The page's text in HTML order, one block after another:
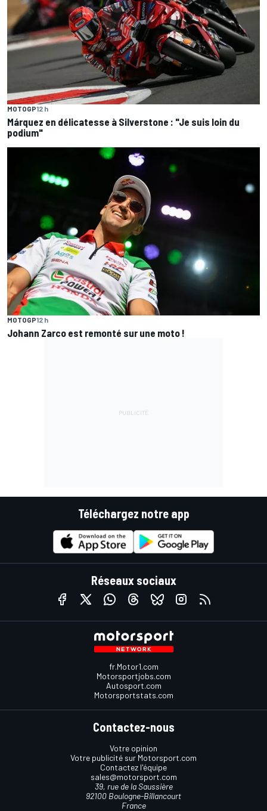
MOTOGP12 h
Márquez en délicatesse à Silverstone : "Je suis loin du
podium"
MOTOGP12 h
Johann Zarco est remonté sur une moto !
Téléchargez notre app
Réseaux sociaux
fr.Motor1.com
Motorsportjobs.com
Autosport.com
Motorsportstats.com
Contactez-nous
Votre opinion
Votre publicité sur Motorsport.com
Contactez l'équipe
sales@motorsport.com
39, rue de la Saussière
92100 Boulogne-Billancourt
France